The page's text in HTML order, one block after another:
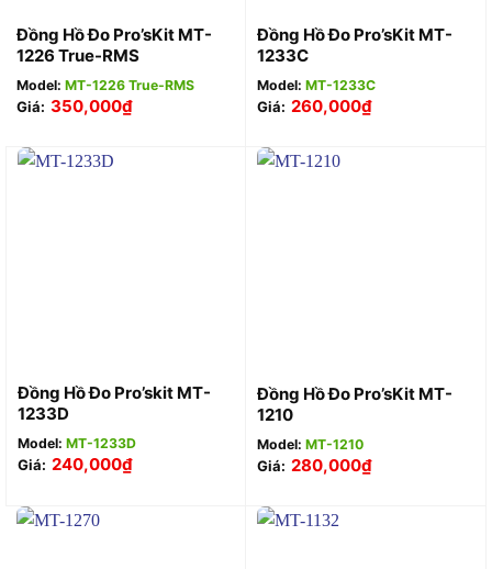
Đồng Hồ Đo Pro’sKit MT-
1226 True-RMS
Model: MT-1226 True-RMS
Giá: 350,000₫
Đồng Hồ Đo Pro’sKit MT-
1233C
Model: MT-1233C
Giá: 260,000₫
Đồng Hồ Đo Pro’skit MT-
1233D
Model: MT-1233D
Giá: 240,000₫
Đồng Hồ Đo Pro’sKit MT-
1210
Model: MT-1210
Giá: 280,000₫